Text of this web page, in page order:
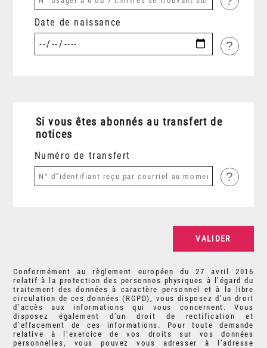
Date de naissance
?
Si vous êtes abonnés au transfert de
notices
Numéro de transfert
?
Conformément au règlement européen du 27 avril 2016
relatif à la protection des personnes physiques à l’égard du
traitement des données à caractère personnel et à la libre
circulation de ces données (RGPD), vous disposez d’un droit
d’accès aux informations qui vous concernent. Vous
disposez également d’un droit de rectification et
d’effacement de ces informations. Pour toute demande
relative à l’exercice de vos droits sur vos données
personnelles, vous pouvez vous adresser à l’adresse